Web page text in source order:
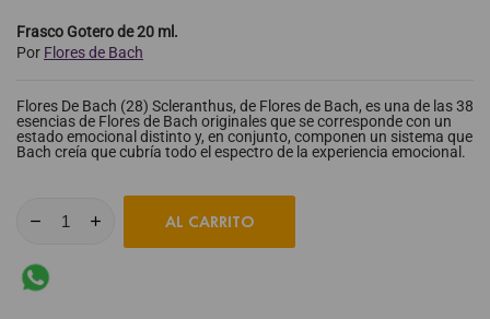
Frasco Gotero de 20 ml.
Por Flores de Bach
Flores De Bach (28) Scleranthus, de Flores de Bach, es una de las 38
esencias de Flores de Bach originales que se corresponde con un
estado emocional distinto y, en conjunto, componen un sistema que
Bach creía que cubría todo el espectro de la experiencia emocional.
AL CARRITO